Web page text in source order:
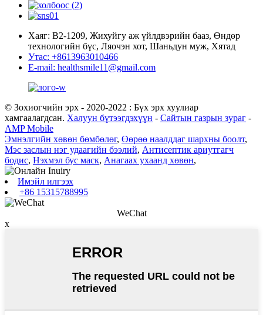
Хаяг: В2-1209, Жихуйгу аж үйлдвэрийн бааз, Өндөр
технологийн бүс, Ляочэн хот, Шаньдун муж, Хятад
Утас: +8613963010466
E-mail: healthsmile11@gmail.com
© Зохиогчийн эрх - 2020-2022 : Бүх эрх хуулиар
хамгаалагдсан. Халуун бүтээгдэхүүн - Сайтын газрын зураг -
AMP Mobile
Эмнэлгийн хөвөн бөмбөлөг, Өөрөө наалддаг шархны боолт,
Мэс заслын нэг удаагийн бээлий, Антисептик ариутгагч
бодис, Нэхмэл бус маск, Анагаах ухаанд хөвөн,
Имэйл илгээх
+86 15315788995
WeChat
x